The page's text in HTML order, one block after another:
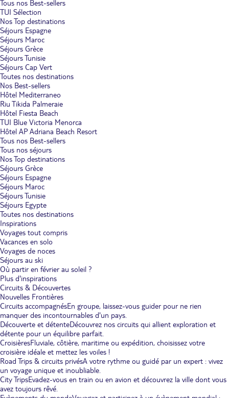
Tous nos Best-sellers
TUI Sélection
Nos Top destinations
Séjours Espagne
Séjours Maroc
Séjours Grèce
Séjours Tunisie
Séjours Cap Vert
Toutes nos destinations
Nos Best-sellers
Hôtel Mediterraneo
Riu Tikida Palmeraie
Hôtel Fiesta Beach
TUI Blue Victoria Menorca
Hôtel AP Adriana Beach Resort
Tous nos Best-sellers
Tous nos séjours
Nos Top destinations
Séjours Grèce
Séjours Espagne
Séjours Maroc
Séjours Tunisie
Séjours Egypte
Toutes nos destinations
Inspirations
Voyages tout compris
Vacances en solo
Voyages de noces
Séjours au ski
Où partir en février au soleil ?
Plus d'inspirations
Circuits & Découvertes
Nouvelles Frontières
Circuits accompagnésEn groupe, laissez-vous guider pour ne rien
manquer des incontournables d'un pays.
Découverte et détenteDécouvrez nos circuits qui allient exploration et
détente pour un équilibre parfait.
CroisièresFluviale, côtière, maritime ou expédition, choisissez votre
croisière idéale et mettez les voiles !
Road Trips & circuits privésA votre rythme ou guidé par un expert : vivez
un voyage unique et inoubliable.
City TripsEvadez-vous en train ou en avion et découvrez la ville dont vous
avez toujours rêvé.